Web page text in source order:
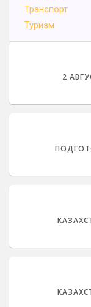
Транспорт
Туризм
2